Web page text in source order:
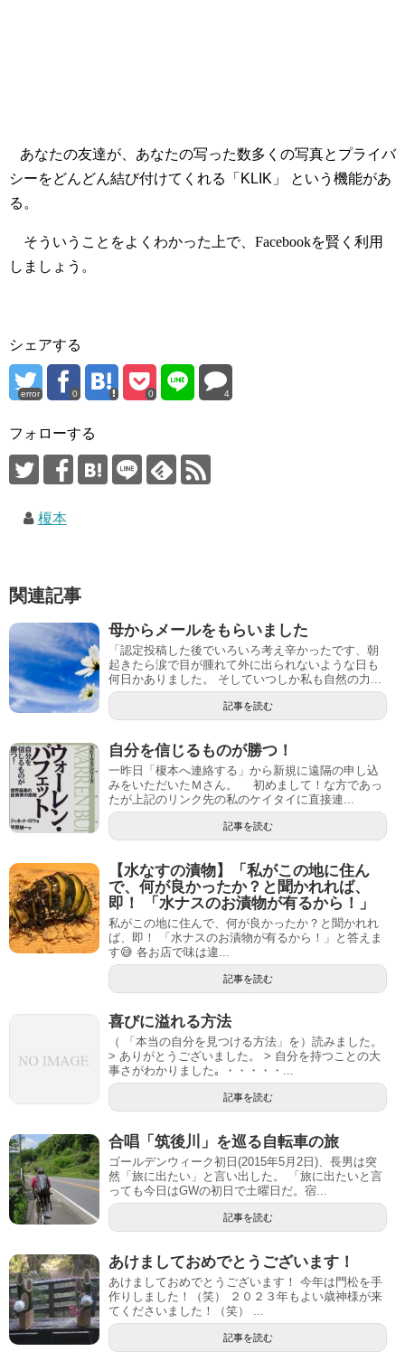
あなたの友達が、あなたの写った数多くの写真とプライバ
シーをどんどん結び付けてくれる「KLIK」 という機能があ
る。
そういうことをよくわかった上で、Facebookを賢く利用
しましょう。
シェアする
error 0 0 4
フォローする
榎本
関連記事
母からメールをもらいました
「認定投稿した後でいろいろ考え辛かったです、朝
起きたら涙で目が腫れて外に出られないような日も
何日かありました。 そしていつしか私も自然の力...
記事を読む
自分を信じるものが勝つ！
一昨日「榎本へ連絡する」から新規に遠隔の申し込
みをいただいたＭさん。 初めまして！な方であっ
たが上記のリンク先の私のケイタイに直接連...
記事を読む
【水なすの漬物】「私がこの地に住ん
で、何が良かったか？と聞かれれば、
即！ 「水ナスのお漬物が有るから！」
私がこの地に住んで、何が良かったか？と聞かれれ
ば、即！ 「水ナスのお漬物が有るから！」と答えま
す😅 各お店で味は違...
記事を読む
喜びに溢れる方法
（ 「本当の自分を見つける方法」を）読みました。
> ありがとうございました。 > 自分を持つことの大
事さがわかりました｡ ・・・・・...
記事を読む
合唱「筑後川」を巡る自転車の旅
ゴールデンウィーク初日(2015年5月2日)、長男は突
然「旅に出たい」と言い出した。 「旅に出たいと言
っても今日はGWの初日で土曜日だ。宿...
記事を読む
あけましておめでとうございます！
あけましておめでとうございます！ 今年は門松を手
作りしました！（笑） ２０２３年もよい歳神様が来
てくださいました！（笑） ...
記事を読む